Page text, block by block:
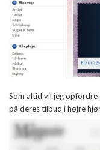
Som altid vil jeg
på deres tilbud i højre